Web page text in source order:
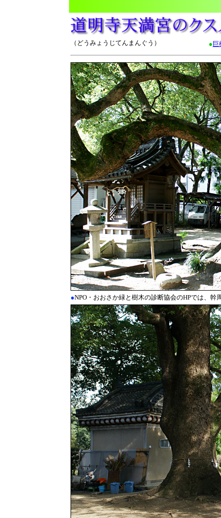
（どうみょうじてんまんぐう） ●
●NPO・おおさか緑と樹木の診断協会のHPでは、幹